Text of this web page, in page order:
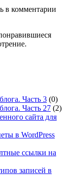
в комментарии
Часть 3 (0)
Часть 27 (2)
сайта для
в WordPress
ссылки на
записей в